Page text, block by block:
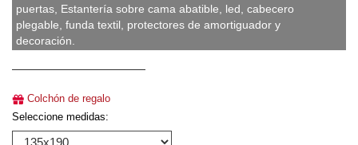
puertas, Estantería sobre cama abatible, led, cabecero
plegable, funda textil, protectores de amortiguador y
decoración.
Colchón de regalo
Seleccione medidas: